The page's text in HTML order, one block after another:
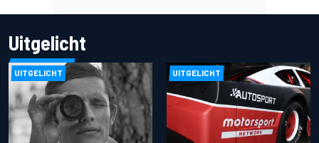
Uitgelicht
UITGELICHT UITGELICHT